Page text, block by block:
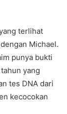
terlihat
Michael.
punya bukti
yang
tes DNA dari
kecocokan